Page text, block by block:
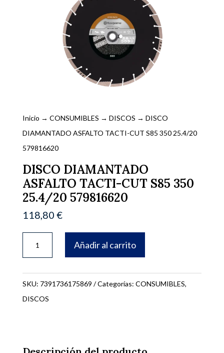
Inicio → CONSUMIBLES → DISCOS → DISCO
DIAMANTADO ASFALTO TACTI-CUT S85 350 25.4/20
579816620
DISCO DIAMANTADO
ASFALTO TACTI-CUT S85 350
25.4/20 579816620
118,80 €
TACTI-
CUT
Añadir al carrito
SKU: 7391736175869 Categorías: CONSUMIBLES,
DISCOS